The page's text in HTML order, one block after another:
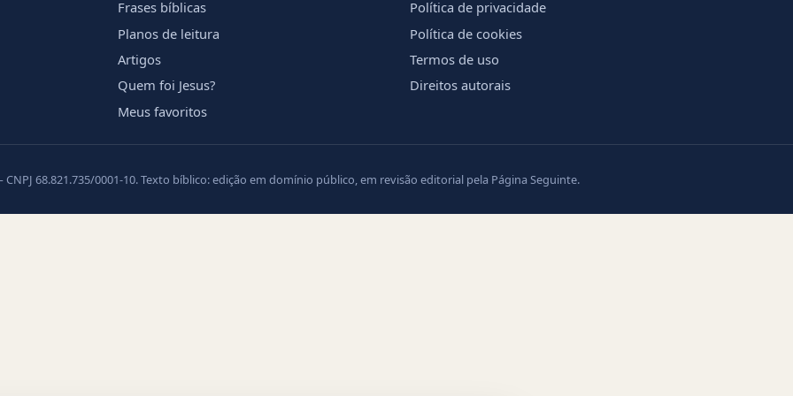
Frases bíblicas
Planos de leitura
Artigos
Quem foi Jesus?
Meus favoritos
Política de privacidade
Política de cookies
Termos de uso
Direitos autorais
CNPJ 68.821.735/0001-10. Texto bíblico: edição em domínio público, em revisão editorial pela Página Seguinte.